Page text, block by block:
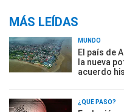
MÁS LEÍDAS
MUNDO
El país de
la nueva
acuerdo
¿QUÉ PASÓ?